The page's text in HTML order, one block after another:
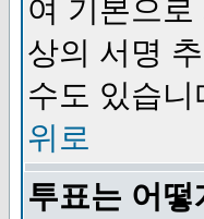
여 기본으
상의 서명
수도 있습니
위로
투표는 어